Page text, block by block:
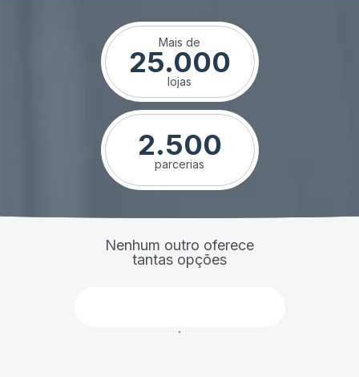
Mais de
25.000
lojas
2.500
parcerias
Nenhum outro oferece
tantas opções